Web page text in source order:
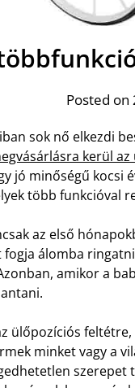
Posted on
sok nő elkezdi
kerül
jó minőségű kocsi
több funkcióval
az első
álomba
amikor a
ülőpozíciós
minket vagy a